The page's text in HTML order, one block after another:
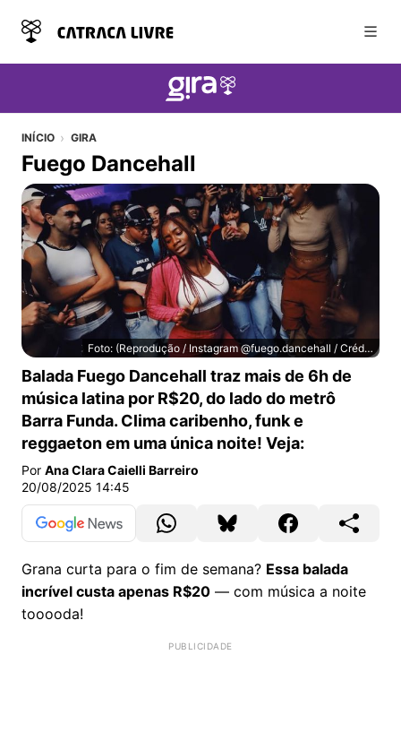
INÍCIO GIRA
Fuego Dancehall
Foto: (Reprodução / Instagram @fuego.dancehall / Crédito: Fotos dele: @nhthan)
Fuego Dancehall
Balada Fuego Dancehall traz mais de 6h de
música latina por R$20, do lado do metrô
Barra Funda. Clima caribenho, funk e
reggaeton em uma única noite! Veja:
Por Ana Clara Caielli Barreiro
20/08/2025 14:45
Grana curta para o fim de semana? Essa balada
incrível custa apenas R$20 — com música a noite
tooooda!